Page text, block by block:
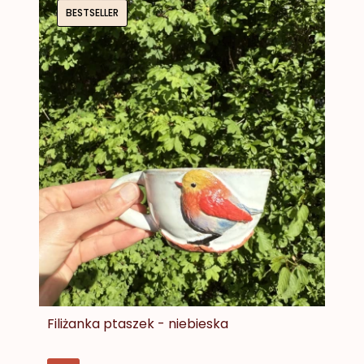
BESTSELLER
Filiżanka ptaszek - niebieska